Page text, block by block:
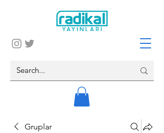
Gruplar